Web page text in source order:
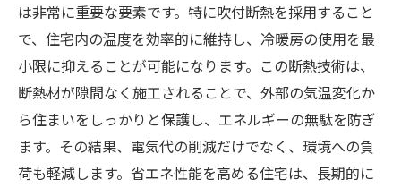
は非常に重要な要素です。特に吹付断熱を採用すること
で、住宅内の温度を効率的に維持し、冷暖房の使用を最
小限に抑えることが可能になります。この断熱技術は、
断熱材が隙間なく施工されることで、外部の気温変化か
ら住まいをしっかりと保護し、エネルギーの無駄を防ぎ
ます。その結果、電気代の削減だけでなく、環境への負
荷も軽減します。省エネ性能を高める住宅は、長期的に